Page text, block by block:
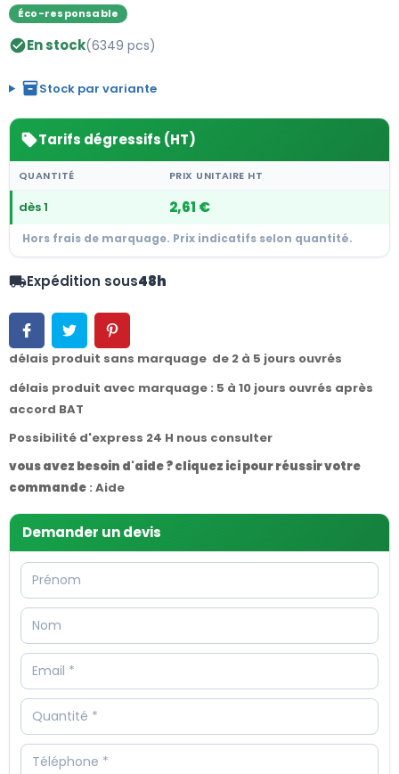
Éco-responsable
check_circleEn stock(6349 pcs)
inventory_2Stock par variante
sellTarifs dégressifs (HT)
QUANTITÉ PRIX UNITAIRE HT
dès 1 2,61 €
Hors frais de marquage. Prix indicatifs selon quantité.
local_shippingExpédition sous48h
délais produit sans marquage de 2 à 5 jours ouvrés
délais produit avec marquage : 5 à 10 jours ouvrés après
accord BAT
Possibilité d'express 24 H nous consulter
vous avez besoin d'aide ? cliquez ici pour réussir votre
commande : Aide
Demander un devis